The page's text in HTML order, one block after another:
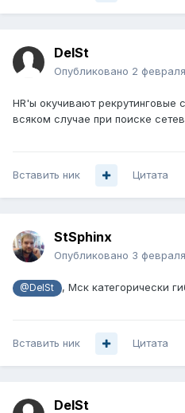
DelSt
Опубликовано 2
HR'ы окучивают рекрутинговые
всяком случае при поиске
Вставить ник Цитата
StSphinx
Опубликовано 3
@DelSt , Мск категорически
Вставить ник Цитата
DelSt